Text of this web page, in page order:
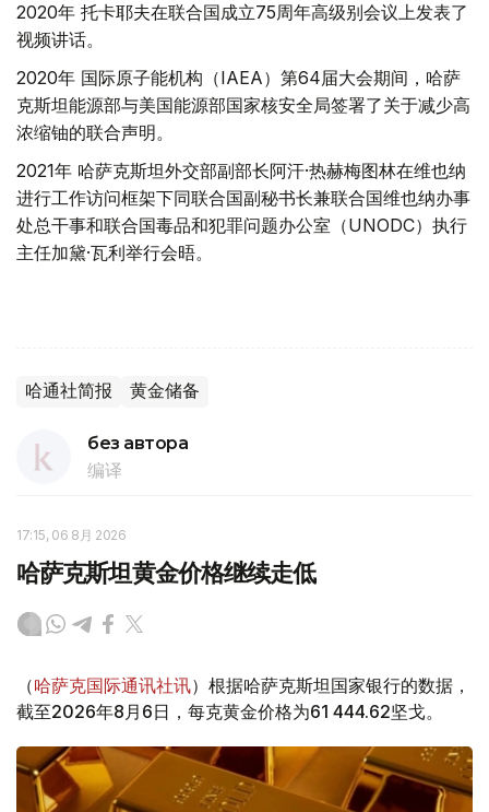
2020年 托卡耶夫在联合国成立75周年高级别会议上发表了
视频讲话。
2020年 国际原子能机构（IAEA）第64届大会期间，哈萨
克斯坦能源部与美国能源部国家核安全局签署了关于减少高
浓缩铀的联合声明。
2021年 哈萨克斯坦外交部副部长阿汗·热赫梅图林在维也纳
进行工作访问框架下同联合国副秘书长兼联合国维也纳办事
处总干事和联合国毒品和犯罪问题办公室（UNODC）执行
主任加黛·瓦利举行会晤。
哈通社简报 黄金储备
без автора
编译
17:15, 06 8月 2026
哈萨克斯坦黄金价格继续走低
（哈萨克国际通讯社讯）根据哈萨克斯坦国家银行的数据，
截至2026年8月6日，每克黄金价格为61 444.62坚戈。